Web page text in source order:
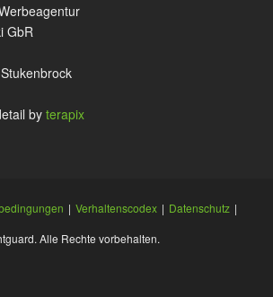
GbR
by terapix
| Verhaltenscodex | Datenschutz |
Alle Rechte vorbehalten.